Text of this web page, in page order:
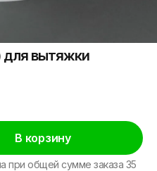
для вытяжки
В корзину
при общей сумме заказа 35